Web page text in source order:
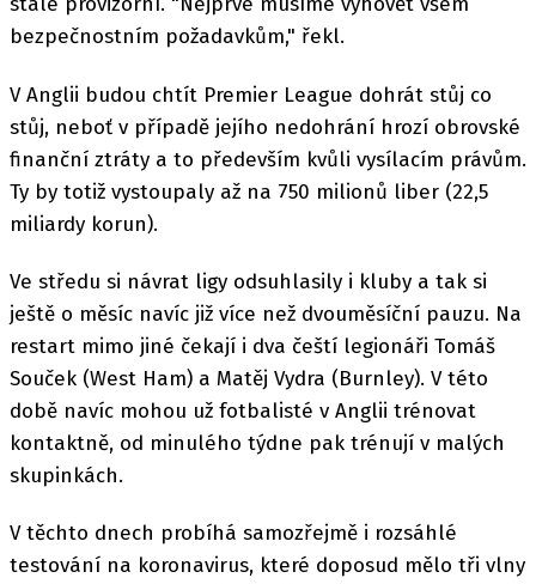
bezpečnostním požadavkům," řekl.
V Anglii budou chtít Premier League dohrát stůj co
stůj, neboť v případě jejího nedohrání hrozí obrovské
finanční ztráty a to především kvůli vysílacím právům.
Ty by totiž vystoupaly až na 750 milionů liber (22,5
miliardy korun).
Ve středu si návrat ligy odsuhlasily i kluby a tak si
ještě o měsíc navíc již více než dvouměsíční pauzu. Na
restart mimo jiné čekají i dva čeští legionáři Tomáš
Souček (West Ham) a Matěj Vydra (Burnley). V této
době navíc mohou už fotbalisté v Anglii trénovat
kontaktně, od minulého týdne pak trénují v malých
skupinkách.
V těchto dnech probíhá samozřejmě i rozsáhlé
testování na koronavirus, které doposud mělo tři vlny